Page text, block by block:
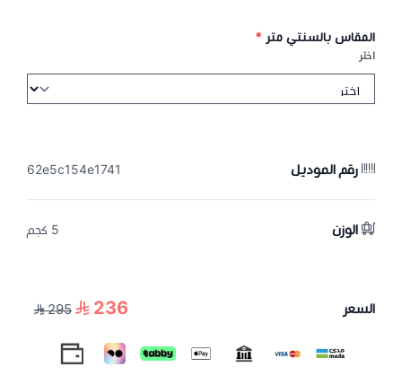
المقاس بالسنتي متر *
اختر
رقم الموديل 62e5c154e1741
الوزن 5 كجم
السعر 236
295